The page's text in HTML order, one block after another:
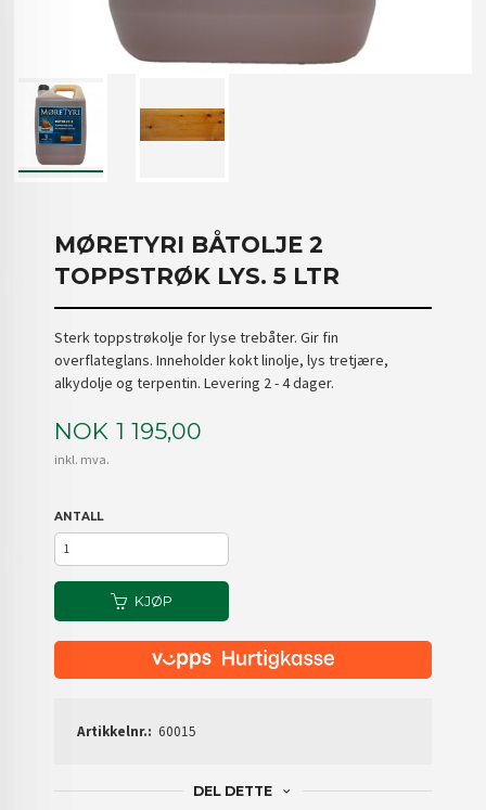
MØRETYRI BÅTOLJE 2
TOPPSTRØK LYS. 5 LTR
Sterk toppstrøkolje for lyse trebåter. Gir fin
overflateglans. Inneholder kokt linolje, lys tretjære,
alkydolje og terpentin. Levering 2 - 4 dager.
Pris
NOK 1 195,00
inkl. mva.
ANTALL
KJØP
Artikkelnr.: 60015
DEL DETTE